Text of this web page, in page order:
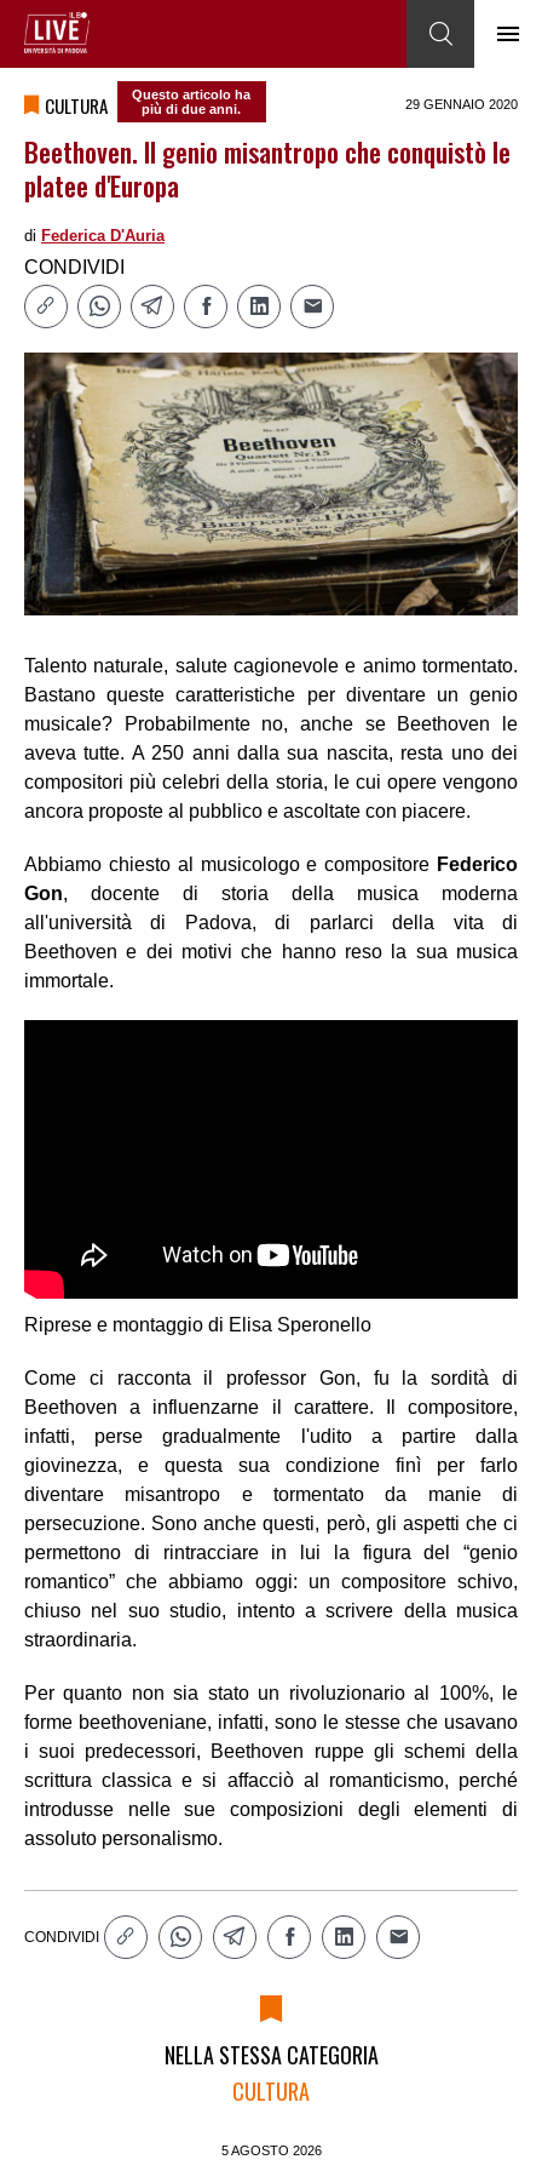
CULTURA
Questo articolo ha
più di due anni.
29 GENNAIO 2020
Beethoven. Il genio misantropo che conquistò le
platee d'Europa
di Federica DʹAuria
CONDIVIDI
Talento naturale, salute cagionevole e animo tormentato.
Bastano queste caratteristiche per diventare un genio
musicale? Probabilmente no, anche se Beethoven le
aveva tutte. A 250 anni dalla sua nascita, resta uno dei
compositori più celebri della storia, le cui opere vengono
ancora proposte al pubblico e ascoltate con piacere.
Abbiamo chiesto al musicologo e compositore Federico
Gon, docente di storia della musica moderna
all'università di Padova, di parlarci della vita di
Beethoven e dei motivi che hanno reso la sua musica
immortale.
Riprese e montaggio di Elisa Speronello
Come ci racconta il professor Gon, fu la sordità di
Beethoven a influenzarne il carattere. Il compositore,
infatti, perse gradualmente l'udito a partire dalla
giovinezza, e questa sua condizione finì per farlo
diventare misantropo e tormentato da manie di
persecuzione. Sono anche questi, però, gli aspetti che ci
permettono di rintracciare in lui la figura del “genio
romantico” che abbiamo oggi: un compositore schivo,
chiuso nel suo studio, intento a scrivere della musica
straordinaria.
Per quanto non sia stato un rivoluzionario al 100%, le
forme beethoveniane, infatti, sono le stesse che usavano
i suoi predecessori, Beethoven ruppe gli schemi della
scrittura classica e si affacciò al romanticismo, perché
introdusse nelle sue composizioni degli elementi di
assoluto personalismo.
CONDIVIDI
NELLA STESSA CATEGORIA
CULTURA
5 AGOSTO 2026